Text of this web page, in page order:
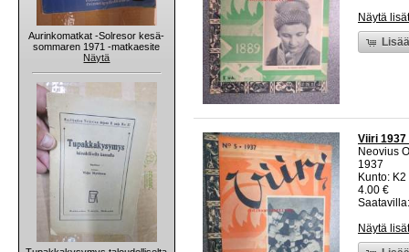
Aurinkomatkat -Solresor kesä-
sommaren 1971 -matkaesite
Näytä
Näytä
Viiri
Neovius
1937
Kunto:
4.00 €
Näytä